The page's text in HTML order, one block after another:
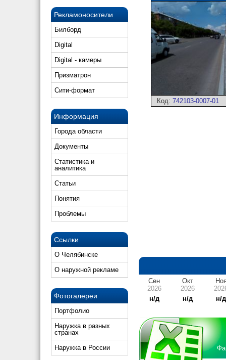
Рекламоносители
Билборд
Digital
Digital - камеры
Призматрон
Сити-формат
Информация
Города области
Документы
Статистика и
аналитика
Статьи
Понятия
Проблемы
Ссылки
О Челябинске
О наружной рекламе
Фотогалереи
Портфолио
Наружка в разных
странах
Наружка в России
Код: 742103-0007-01
Сен
2026
н/д
Окт
2026
н/д
н/д